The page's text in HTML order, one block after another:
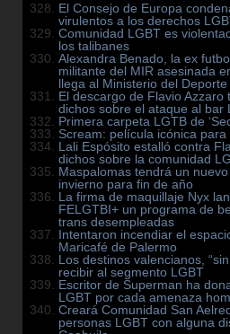
El Consejo de Europa
virulentos a los derechos
Comunidad LGBT es
los talibanes
Alexandra Benado, la ex
militante del MIR asesinada
llega al Ministerio del Deporte
El descargo de Flavio Azzaro
dichos sobre el ataque al bar
Primera carpeta LGTB de
Scream: película icónica
Lali Espósito estalló contra
dichos sobre la comunidad
Maspalomas tendrá un
invierno para fin de año
La firma de maquillaje Nyx
FELGTBI+ un programa de
trans desempleadas
Intentaron incendiar el
Maricafé de Palermo
Los destinos valencianos,
recibir al segmento LGBT
Escritor de Superman ha
LGBT por cada amenaza
Creará Comunidad San
personas LGBT con alguna